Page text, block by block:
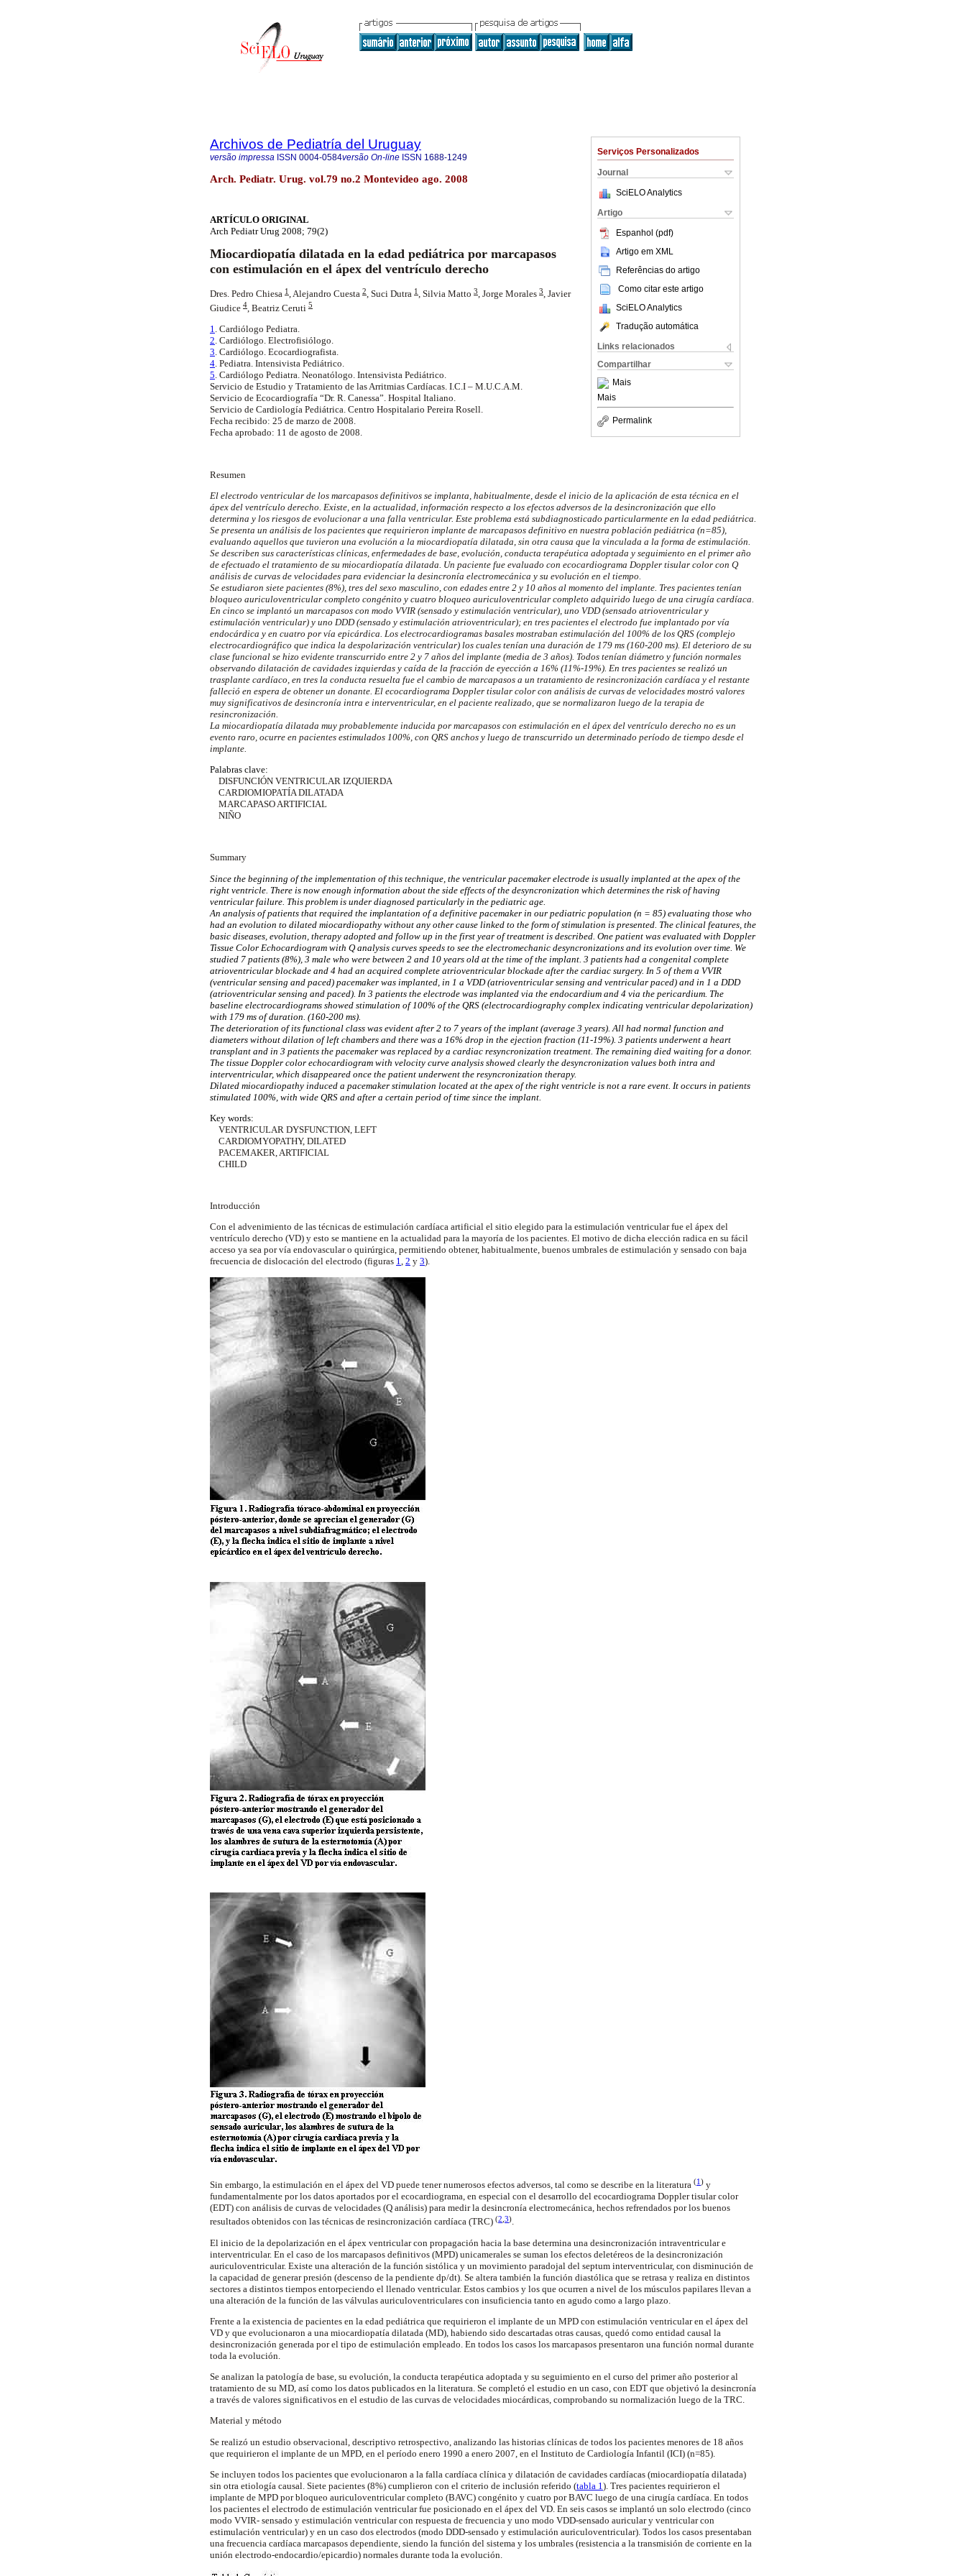
Serviços Personalizados
Journal
SciELO Analytics
Artigo
Espanhol (pdf)
Artigo em XML
Referências do artigo
Como citar este artigo
SciELO Analytics
Tradução automática
Links relacionados
Compartilhar
Mais
Mais
Permalink
Archivos de Pediatría del Uruguay
versão impressa ISSN 0004-0584versão On-line ISSN 1688-1249
Arch. Pediatr. Urug. vol.79 no.2 Montevideo ago. 2008
ARTÍCULO ORIGINAL
Arch Pediatr Urug 2008; 79(2)
Miocardiopatía dilatada en la edad pediátrica por marcapasos
con estimulación en el ápex del ventrículo derecho
Dres. Pedro Chiesa 1,Alejandro Cuesta 2, Suci Dutra 1, Silvia Matto 3, Jorge Morales 3, Javier
Giudice 4, Beatriz Ceruti 5
1. Cardiólogo Pediatra.
2. Cardiólogo. Electrofisiólogo.
3. Cardiólogo. Ecocardiografista.
4. Pediatra. Intensivista Pediátrico.
5. Cardiólogo Pediatra. Neonatólogo. Intensivista Pediátrico.
Servicio de Estudio y Tratamiento de las Arritmias Cardíacas. I.C.I – M.U.C.A.M.
Servicio de Ecocardiografía “Dr. R. Canessa”. Hospital Italiano.
Servicio de Cardiología Pediátrica. Centro Hospitalario Pereira Rosell.
Fecha recibido: 25 de marzo de 2008.
Fecha aprobado: 11 de agosto de 2008.
Resumen
El electrodo ventricular de los marcapasos definitivos se implanta, habitualmente, desde el inicio de la aplicación de esta técnica en el
ápex del ventrículo derecho. Existe, en la actualidad, información respecto a los efectos adversos de la desincronización que ello
determina y los riesgos de evolucionar a una falla ventricular. Este problema está subdiagnosticado particularmente en la edad pediátrica.
Se presenta un análisis de los pacientes que requirieron implante de marcapasos definitivo en nuestra población pediátrica (n=85),
evaluando aquellos que tuvieron una evolución a la miocardiopatía dilatada, sin otra causa que la vinculada a la forma de estimulación.
Se describen sus características clínicas, enfermedades de base, evolución, conducta terapéutica adoptada y seguimiento en el primer año
de efectuado el tratamiento de su miocardiopatía dilatada. Un paciente fue evaluado con ecocardiograma Doppler tisular color con Q
análisis de curvas de velocidades para evidenciar la desincronía electromecánica y su evolución en el tiempo.
Se estudiaron siete pacientes (8%), tres del sexo masculino, con edades entre 2 y 10 años al momento del implante. Tres pacientes tenían
bloqueo auriculoventricular completo congénito y cuatro bloqueo auriculoventricular completo adquirido luego de una cirugía cardíaca.
En cinco se implantó un marcapasos con modo VVIR (sensado y estimulación ventricular), uno VDD (sensado atrioventricular y
estimulación ventricular) y uno DDD (sensado y estimulación atrioventricular); en tres pacientes el electrodo fue implantado por vía
endocárdica y en cuatro por vía epicárdica. Los electrocardiogramas basales mostraban estimulación del 100% de los QRS (complejo
electrocardiográfico que indica la despolarización ventricular) los cuales tenían una duración de 179 ms (160-200 ms). El deterioro de su
clase funcional se hizo evidente transcurrido entre 2 y 7 años del implante (media de 3 años). Todos tenían diámetro y función normales
observando dilatación de cavidades izquierdas y caída de la fracción de eyección a 16% (11%-19%). En tres pacientes se realizó un
trasplante cardíaco, en tres la conducta resuelta fue el cambio de marcapasos a un tratamiento de resincronización cardíaca y el restante
falleció en espera de obtener un donante. El ecocardiograma Doppler tisular color con análisis de curvas de velocidades mostró valores
muy significativos de desincronía intra e interventricular, en el paciente realizado, que se normalizaron luego de la terapia de
resincronización.
La miocardiopatía dilatada muy probablemente inducida por marcapasos con estimulación en el ápex del ventrículo derecho no es un
evento raro, ocurre en pacientes estimulados 100%, con QRS anchos y luego de transcurrido un determinado período de tiempo desde el
implante.
Palabras clave:
DISFUNCIÓN VENTRICULAR IZQUIERDA
CARDIOMIOPATÍA DILATADA
MARCAPASO ARTIFICIAL
NIÑO
Summary
Since the beginning of the implementation of this technique, the ventricular pacemaker electrode is usually implanted at the apex of the
right ventricle. There is now enough information about the side effects of the desyncronization which determines the risk of having
ventricular failure. This problem is under diagnosed particularly in the pediatric age.
An analysis of patients that required the implantation of a definitive pacemaker in our pediatric population (n = 85) evaluating those who
had an evolution to dilated miocardiopathy without any other cause linked to the form of stimulation is presented. The clinical features, the
basic diseases, evolution, therapy adopted and follow up in the first year of treatment is described. One patient was evaluated with Doppler
Tissue Color Echocardiogram with Q analysis curves speeds to see the electromechanic desyncronizations and its evolution over time. We
studied 7 patients (8%), 3 male who were between 2 and 10 years old at the time of the implant. 3 patients had a congenital complete
atrioventricular blockade and 4 had an acquired complete atrioventricular blockade after the cardiac surgery. In 5 of them a VVIR
(ventricular sensing and paced) pacemaker was implanted, in 1 a VDD (atrioventricular sensing and ventricular paced) and in 1 a DDD
(atrioventricular sensing and paced). In 3 patients the electrode was implanted via the endocardium and 4 via the pericardium. The
baseline electrocardiograms showed stimulation of 100% of the QRS (electrocardiography complex indicating ventricular depolarization)
with 179 ms of duration. (160-200 ms).
The deterioration of its functional class was evident after 2 to 7 years of the implant (average 3 years). All had normal function and
diameters without dilation of left chambers and there was a 16% drop in the ejection fraction (11-19%). 3 patients underwent a heart
transplant and in 3 patients the pacemaker was replaced by a cardiac resyncronization treatment. The remaining died waiting for a donor.
The tissue Doppler color echocardiogram with velocity curve analysis showed clearly the desyncronization values both intra and
interventricular, which disappeared once the patient underwent the resyncronization therapy.
Dilated miocardiopathy induced a pacemaker stimulation located at the apex of the right ventricle is not a rare event. It occurs in patients
stimulated 100%, with wide QRS and after a certain period of time since the implant.
Key words:
VENTRICULAR DYSFUNCTION, LEFT
CARDIOMYOPATHY, DILATED
PACEMAKER, ARTIFICIAL
CHILD
Introducción
Con el advenimiento de las técnicas de estimulación cardíaca artificial el sitio elegido para la estimulación ventricular fue el ápex del
ventrículo derecho (VD) y esto se mantiene en la actualidad para la mayoría de los pacientes. El motivo de dicha elección radica en su fácil
acceso ya sea por vía endovascular o quirúrgica, permitiendo obtener, habitualmente, buenos umbrales de estimulación y sensado con baja
frecuencia de dislocación del electrodo (figuras 1, 2 y 3).
Sin embargo, la estimulación en el ápex del VD puede tener numerosos efectos adversos, tal como se describe en la literatura (1) y
fundamentalmente por los datos aportados por el ecocardiograma, en especial con el desarrollo del ecocardiograma Doppler tisular color
(EDT) con análisis de curvas de velocidades (Q análisis) para medir la desincronía electromecánica, hechos refrendados por los buenos
resultados obtenidos con las técnicas de resincronización cardíaca (TRC) (2 3).
El inicio de la depolarización en el ápex ventricular con propagación hacia la base determina una desincronización intraventricular e
interventricular. En el caso de los marcapasos definitivos (MPD) unicamerales se suman los efectos deletéreos de la desincronización
auriculoventricular. Existe una alteración de la función sistólica y un movimiento paradojal del septum interventricular, con disminución de
la capacidad de generar presión (descenso de la pendiente dp/dt). Se altera también la función diastólica que se retrasa y realiza en distintos
sectores a distintos tiempos entorpeciendo el llenado ventricular. Estos cambios y los que ocurren a nivel de los músculos papilares llevan a
una alteración de la función de las válvulas auriculoventriculares con insuficiencia tanto en agudo como a largo plazo.
Frente a la existencia de pacientes en la edad pediátrica que requirieron el implante de un MPD con estimulación ventricular en el ápex del
VD y que evolucionaron a una miocardiopatía dilatada (MD), habiendo sido descartadas otras causas, quedó como entidad causal la
desincronización generada por el tipo de estimulación empleado. En todos los casos los marcapasos presentaron una función normal durante
toda la evolución.
Se analizan la patología de base, su evolución, la conducta terapéutica adoptada y su seguimiento en el curso del primer año posterior al
tratamiento de su MD, así como los datos publicados en la literatura. Se completó el estudio en un caso, con EDT que objetivó la desincronía
a través de valores significativos en el estudio de las curvas de velocidades miocárdicas, comprobando su normalización luego de la TRC.
Material y método
Se realizó un estudio observacional, descriptivo retrospectivo, analizando las historias clínicas de todos los pacientes menores de 18 años
que requirieron el implante de un MPD, en el período enero 1990 a enero 2007, en el Instituto de Cardiología Infantil (ICI) (n=85).
Se incluyen todos los pacientes que evolucionaron a la falla cardíaca clínica y dilatación de cavidades cardíacas (miocardiopatía dilatada)
sin otra etiología causal. Siete pacientes (8%) cumplieron con el criterio de inclusión referido (tabla 1 ). Tres pacientes requirieron el
implante de MPD por bloqueo auriculoventricular completo (BAVC) congénito y cuatro por BAVC luego de una cirugía cardíaca. En todos
los pacientes el electrodo de estimulación ventricular fue posicionado en el ápex del VD. En seis casos se implantó un solo electrodo (cinco
modo VVIR- sensado y estimulación ventricular con respuesta de frecuencia y uno modo VDD-sensado auricular y ventricular con
estimulación ventricular) y en un caso dos electrodos (modo DDD-sensado y estimulación auriculoventricular). Todos los casos presentaban
una frecuencia cardíaca marcapasos dependiente, siendo la función del sistema y los umbrales (resistencia a la transmisión de corriente en la
unión electrodo-endocardio/epicardio) normales durante toda la evolución.